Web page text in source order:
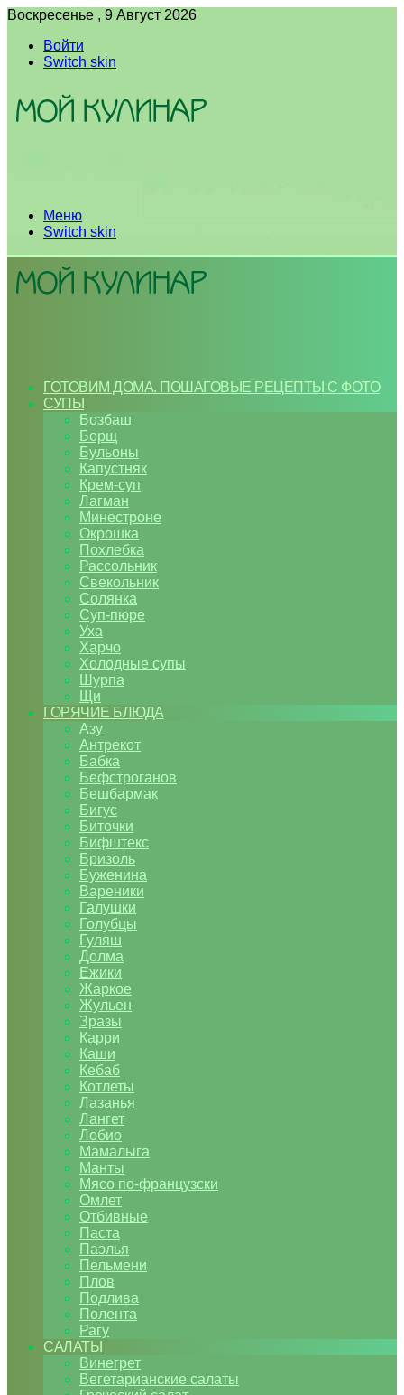
Воскресенье , 9 Август 2026
Войти
Switch skin
Меню
Switch skin
ГОТОВИМ ДОМА. ПОШАГОВЫЕ РЕЦЕПТЫ С ФОТО
СУПЫ
Бозбаш
Борщ
Бульоны
Капустняк
Крем-суп
Лагман
Минестроне
Окрошка
Похлебка
Рассольник
Свекольник
Солянка
Суп-пюре
Уха
Харчо
Холодные супы
Шурпа
Щи
ГОРЯЧИЕ БЛЮДА
Азу
Антрекот
Бабка
Бефстроганов
Бешбармак
Бигус
Биточки
Бифштекс
Бризоль
Буженина
Вареники
Галушки
Голубцы
Гуляш
Долма
Ежики
Жаркое
Жульен
Зразы
Карри
Каши
Кебаб
Котлеты
Лазанья
Лангет
Лобио
Мамалыга
Манты
Мясо по-французски
Омлет
Отбивные
Паста
Паэлья
Пельмени
Плов
Подлива
Полента
Рагу
САЛАТЫ
Винегрет
Вегетарианские салаты